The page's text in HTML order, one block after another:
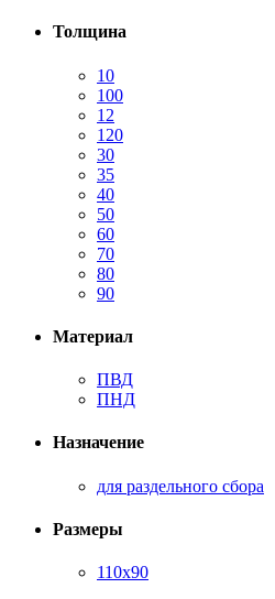
Толщина
10
100
12
120
30
35
40
50
60
70
80
90
Материал
ПВД
ПНД
Назначение
для раздельного сбора
Размеры
110х90